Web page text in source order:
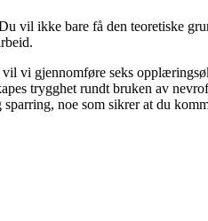
vil ikke bare få den teoretiske
vi gjennomføre seks
trygghet rundt bruken av
noe som sikrer at du